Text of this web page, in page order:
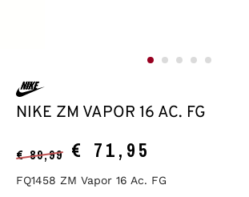
NIKE ZM VAPOR 16 AC. FG
€ 71,95
€89,99
FQ1458 ZM Vapor 16 Ac. FG